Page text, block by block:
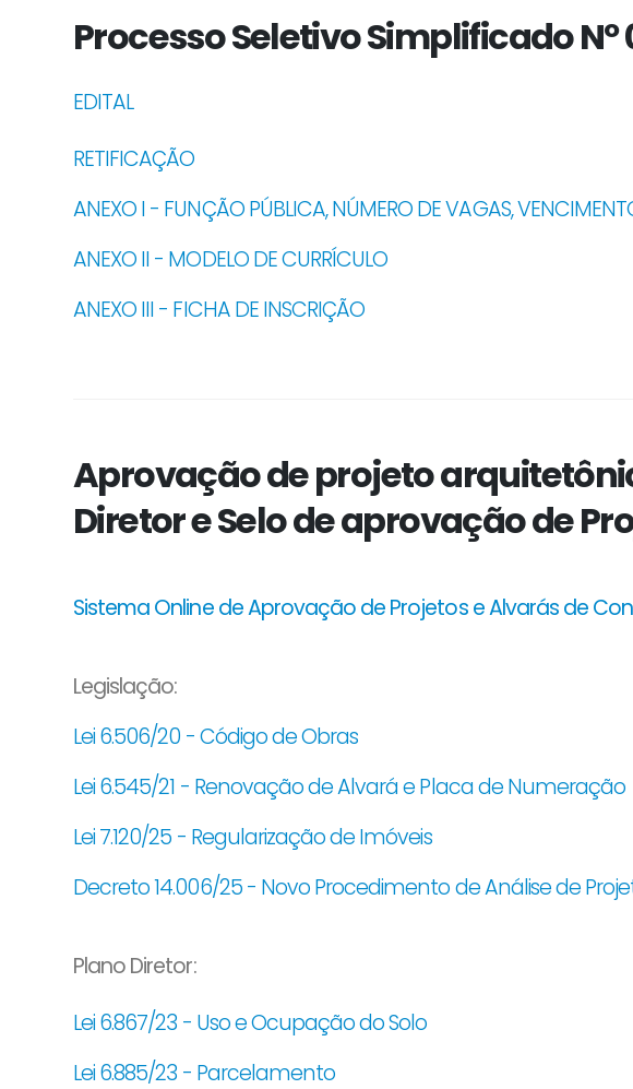
Processo Seletivo Simplificado Nº
EDITAL
RETIFICAÇÃO
ANEXO I - FUNÇÃO PÚBLICA, NÚMERO DE VAGAS,
ANEXO II - MODELO DE CURRÍCULO
ANEXO III - FICHA DE INSCRIÇÃO
Aprovação de projeto
Diretor e Selo de aprovação de
Sistema Online de Aprovação de Projetos e Alvarás de
Legislação:
Lei 6.506/20 - Código de Obras
Lei 6.545/21 - Renovação de Alvará e Placa de Numeração
Lei 7.120/25 - Regularização de Imóveis
Decreto 14.006/25 - Novo Procedimento de Análise de
Plano Diretor:
Lei 6.867/23 - Uso e Ocupação do Solo
Lei 6.885/23 - Parcelamento